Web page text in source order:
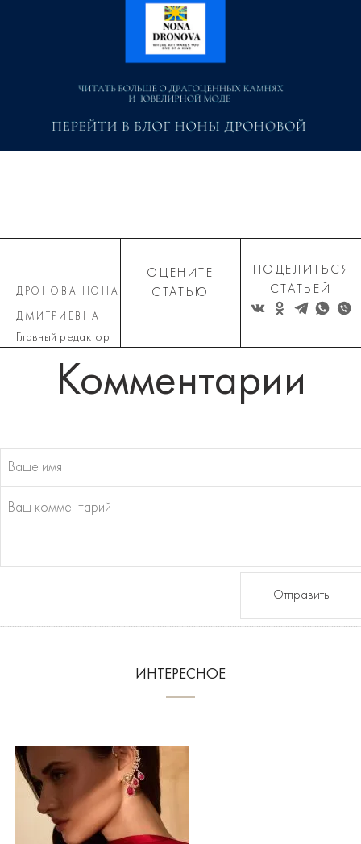
ДРОНОВА НОНА
ДМИТРИЕВНА
Главный редактор
ОЦЕНИТЕ
СТАТЬЮ
ПОДЕЛИТЬСЯ
СТАТЬЕЙ
Комментарии
Отправить
ИНТЕРЕСНОЕ